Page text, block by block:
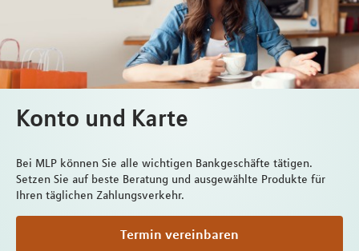
Konto und Karte
Bei MLP können Sie alle wichtigen Bankgeschäfte tätigen.
Setzen Sie auf beste Beratung und ausgewählte Produkte für
Ihren täglichen Zahlungsverkehr.
Termin vereinbaren